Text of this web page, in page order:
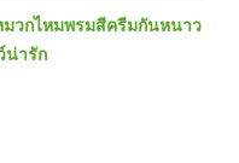
วกไหมพรมสีครีมกันหนาว
น่ารัก